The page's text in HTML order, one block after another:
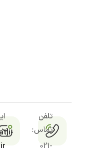
تلفن
تماس:
021-